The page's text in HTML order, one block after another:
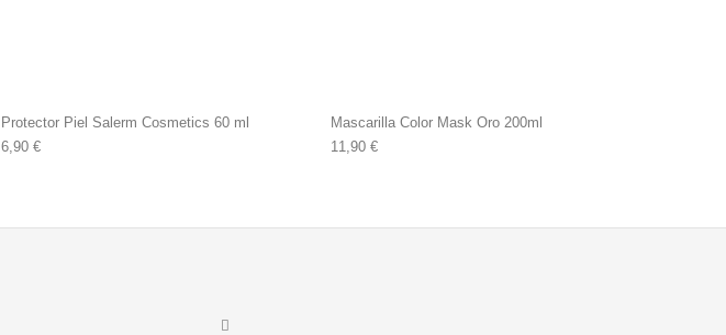
Protector Piel Salerm Cosmetics 60 ml
6,90 €
Mascarilla Color Mask Oro 200ml
11,90 €